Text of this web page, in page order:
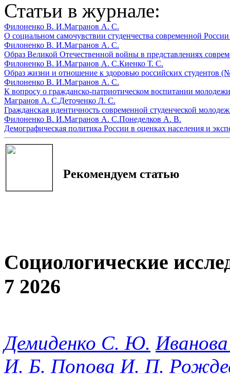
Статьи в журнале:
Филоненко В. И.Магранов А. С.
О социальном самочувствии студенчества современной
Филоненко В. И.Магранов А. С.
Образ Великой Отечественной войны в представлениях
Филоненко В. И.Магранов А. С.Киенко Т. С.
Образ жизни и отношение к здоровью российских студентов
Филоненко В. И.Магранов А. С.
К вопросу о гражданско-патриотическом воспитании
Магранов А. С.Деточенко Л. С.
Гражданская идентичность современной студенческой
Филоненко В. И.Магранов А. С.Понеделков А. В.
Демографическая политика России в оценках населения и
Рекомендуем статью
Социологические
7 2026
Демиденко С. Ю.
И. Б. Попова И. П.